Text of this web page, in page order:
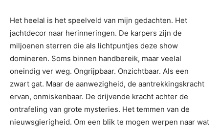
Het heelal is het speelveld van mijn gedachten. Het
jachtdecor naar herinneringen. De karpers zijn de
miljoenen sterren die als lichtpuntjes deze show
domineren. Soms binnen handbereik, maar veelal
oneindig ver weg. Ongrijpbaar. Onzichtbaar. Als een
zwart gat. Maar de aanwezigheid, de aantrekkingskracht
ervan, onmiskenbaar. De drijvende kracht achter de
ontrafeling van grote mysteries. Het temmen van de
nieuwsgierigheid. Om een blik te mogen werpen naar wat